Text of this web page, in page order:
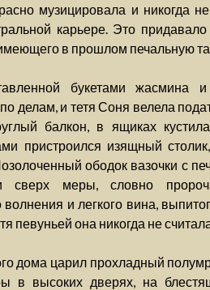
музицировала и никогда
карьере. Это
в прошлом печальную
букетами жасмина и
делам, и тетя Соня велела
балкон, в ящиках
пристроился изящный
ободок вазочки с
меры, словно
и легкого вина,
певуньей она никогда не
дома царил прохладный
в высоких дверях, на